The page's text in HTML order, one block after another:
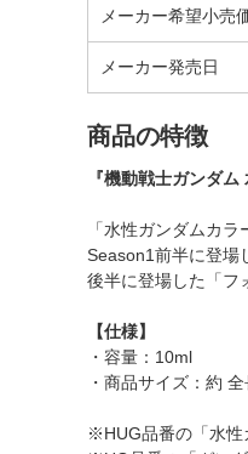
メーカー希望小売
メーカー発売日
商品の特徴
『機動戦士ガンダ
「水性ガンダムカ
Season1前半に登場
後半に登場した「フ
【仕様】
・容量：10ml
・商品サイズ：約
※HUG品番の「水性